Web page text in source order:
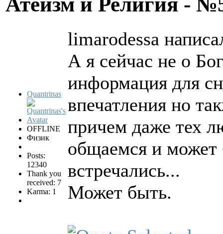
Quantrinas
OFFLINE
Физик
Posts:
12340
Thank you
received: 7
Karma: 1
limarodessa
А я сейчас не о
информация для
впечатления но
причем даже тех
общаемся и может
встречались...
Может быть.